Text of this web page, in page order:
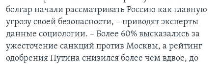
болгар начали рассматривать Россию как главную
угрозу своей безопасности, – приводят эксперты
данные социологии. – Более 60% высказались за
ужесточение санкций против Москвы, а рейтинг
одобрения Путина снизился более чем вдвое, до